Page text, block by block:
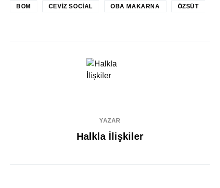
BOM CEVIZ SOCIAL OBA MAKARNA ÖZSÜT
YAZAR
Halkla İlişkiler